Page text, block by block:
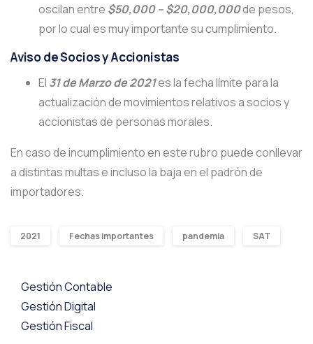
oscilan entre $50,000 – $20,000,000de pesos,
por lo cual es muy importante su cumplimiento.
Aviso de Socios y Accionistas
El 31 de Marzo de 2021es la fecha límite para la
actualización de movimientos relativos a socios y
accionistas de personas morales.
En caso de incumplimiento en este rubro puede conllevar
a distintas multas e incluso la baja en el padrón de
importadores.
2021 Fechas importantes pandemia SAT
Gestión Contable
Gestión Digital
Gestión Fiscal